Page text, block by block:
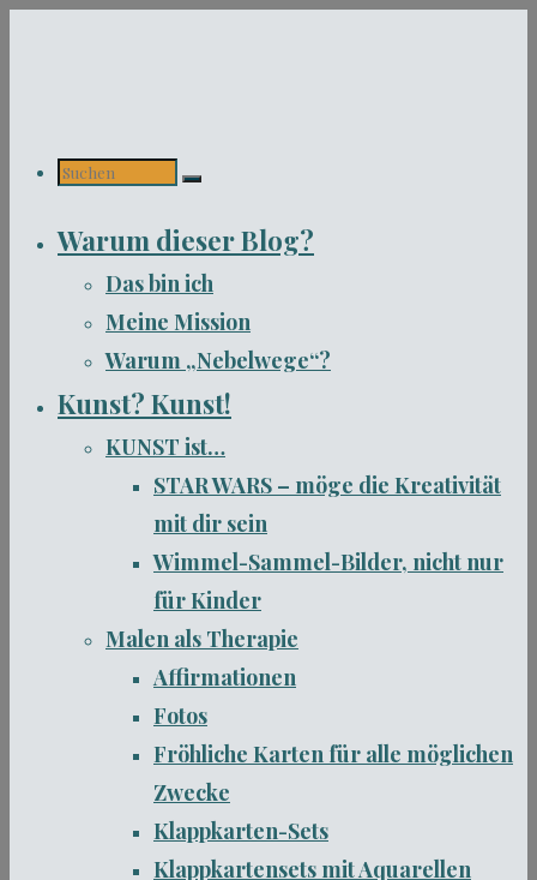
Suchen
nach:
Warum dieser Blog?
Das bin ich
Meine Mission
Warum „Nebelwege“?
Kunst? Kunst!
KUNST ist…
STAR WARS – möge die Kreativität
mit dir sein
Wimmel-Sammel-Bilder, nicht nur
für Kinder
Malen als Therapie
Affirmationen
Fotos
Fröhliche Karten für alle möglichen
Zwecke
Klappkarten-Sets
Klappkartensets mit Aquarellen